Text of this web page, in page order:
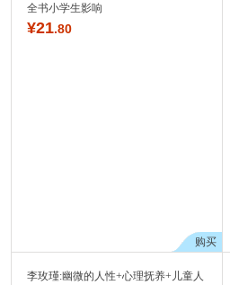
全书小学生影响
¥21.80
购买
李玫瑾:幽微的人性+心理抚养+儿童人